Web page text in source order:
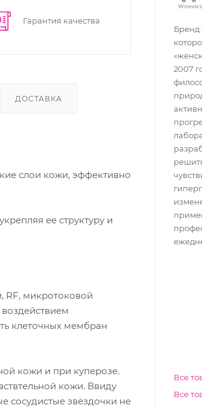
Гарантия качества
ДОСТАВКА
слои кожи, эффективно
ее структуру и
RF, микротоковой
клеточных мембран
кожи и при куперозе.
кожи. Ввиду
сосудистые звёздочки не
Бренд
2007
Все
Все